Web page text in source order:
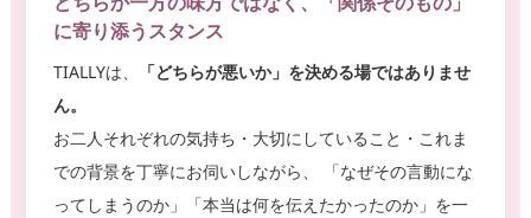
に寄り添うスタンス
TIALLYは、
「どちらが悪いか」を決める場ではありませ
ん。
お二人それぞれの気持ち・大切にしていること・これま
での背景を丁寧にお伺いしながら、 「なぜその言動にな
ってしまうのか」「本当は何を伝えたかったのか」を一